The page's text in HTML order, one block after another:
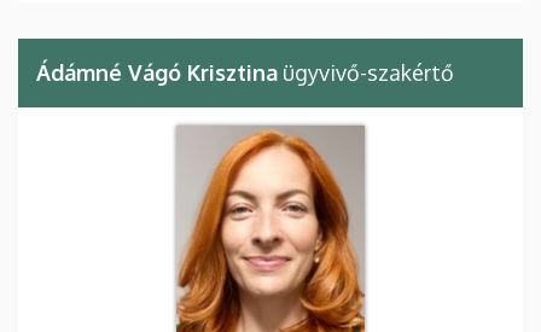
Ádámné Vágó Krisztina ügyvivő-szakértő